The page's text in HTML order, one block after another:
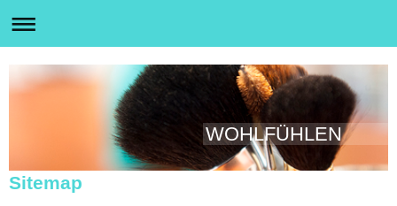
WOHLFÜHLEN
Sitemap